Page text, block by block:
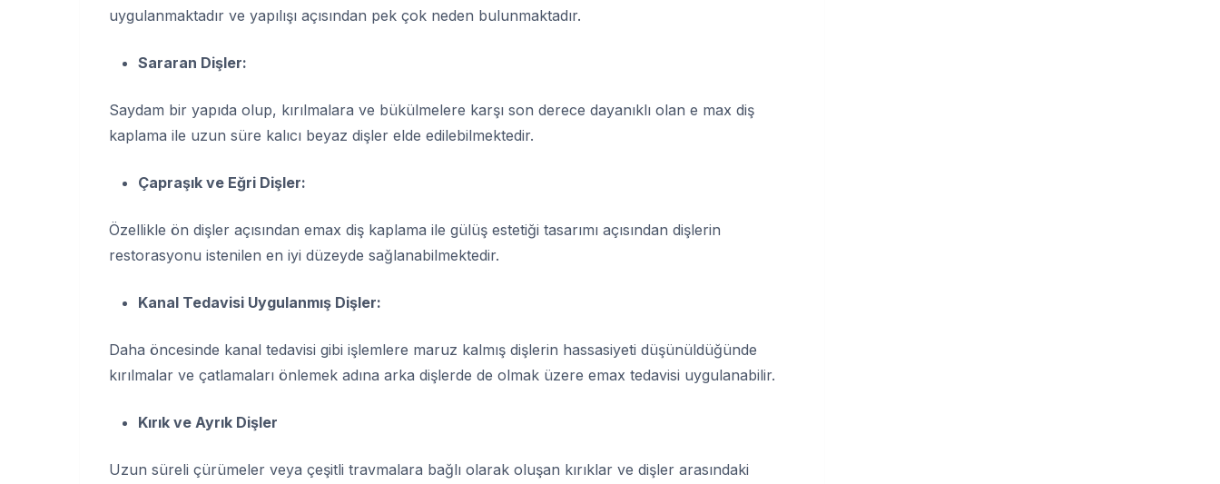
uygulanmaktadır ve yapılışı açısından pek çok neden bulunmaktadır.
Sararan Dişler:
Saydam bir yapıda olup, kırılmalara ve bükülmelere karşı son derece dayanıklı olan e max diş
kaplama ile uzun süre kalıcı beyaz dişler elde edilebilmektedir.
Çapraşık ve Eğri Dişler:
Özellikle ön dişler açısından emax diş kaplama ile gülüş estetiği tasarımı açısından dişlerin
restorasyonu istenilen en iyi düzeyde sağlanabilmektedir.
Kanal Tedavisi Uygulanmış Dişler:
Daha öncesinde kanal tedavisi gibi işlemlere maruz kalmış dişlerin hassasiyeti düşünüldüğünde
kırılmalar ve çatlamaları önlemek adına arka dişlerde de olmak üzere emax tedavisi uygulanabilir.
Kırık ve Ayrık Dişler
Uzun süreli çürümeler veya çeşitli travmalara bağlı olarak oluşan kırıklar ve dişler arasındaki